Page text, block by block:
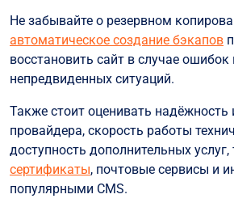
Не забывайте о резервном
автоматическое создание бэкапов
восстановить сайт в случае ошибок
непредвиденных ситуаций.
Также стоит оценивать надёжность
провайдера, скорость работы
доступность дополнительных услуг,
сертификаты, почтовые сервисы и
популярными CMS.